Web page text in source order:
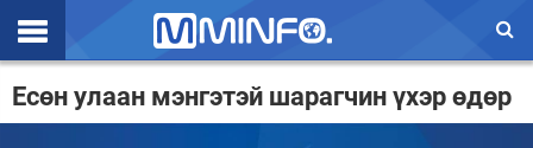
Эхлэл
Есөн улаан мэнгэтэй шарагчин үхэр өдөр